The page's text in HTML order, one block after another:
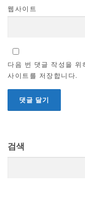
웹사이트
다음 번 댓글 작성을
사이트를 저장합니다.
검색